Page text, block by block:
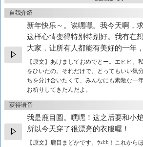
自我介绍
新年快乐～。诶嘿嘿。我今天啊，
这样心情变得特别特别好。我有在
大家，让所有人都能有美好的一年
【原文】 あけましておめでとー。エヒヒ。
をひいたの。それだけで、とってもいい気
ちを分け合いたくて、みんなにも素敵な一
お祈りしてきたんだよ。
获得语音
我是鹿目圆。嘿嘿！这之后要和小
所以今天穿了很漂亮的衣服喔！
【原文】 鹿目まどかです。ｳｪﾋﾋ！これから